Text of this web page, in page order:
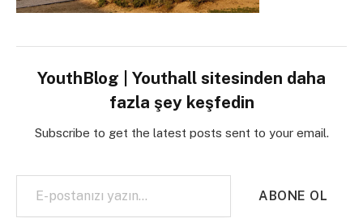
YouthBlog | Youthall sitesinden daha
fazla şey keşfedin
Subscribe to get the latest posts sent to your email.
E-postanızı yazın…
ABONE OL